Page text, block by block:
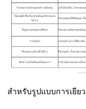
สำหรับรูปแบบการเยีย